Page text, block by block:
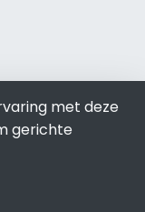
met deze
gerichte